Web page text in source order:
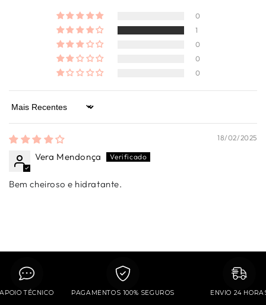
0
1
0
0
0
Sort by
18/02/2025
Vera Mendonça
Bem cheiroso e hidratante.
APOIO TÉCNICO PAGAMENTOS 100% SEGUROS ENVIO 24